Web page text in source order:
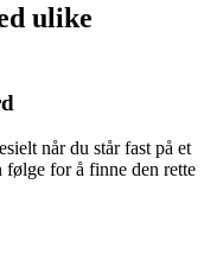
ulike
når du står fast på et
for å finne den rette